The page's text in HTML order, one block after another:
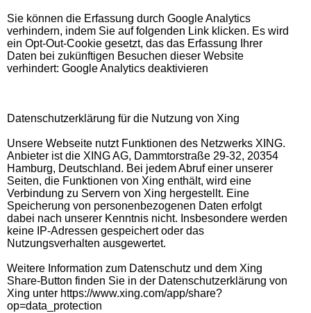
Sie können die Erfassung durch Google Analytics
verhindern, indem Sie auf folgenden Link klicken. Es wird
ein Opt-Out-Cookie gesetzt, das das Erfassung Ihrer
Daten bei zukünftigen Besuchen dieser Website
verhindert: Google Analytics deaktivieren
Datenschutzerklärung für die Nutzung von Xing
Unsere Webseite nutzt Funktionen des Netzwerks XING.
Anbieter ist die XING AG, Dammtorstraße 29-32, 20354
Hamburg, Deutschland. Bei jedem Abruf einer unserer
Seiten, die Funktionen von Xing enthält, wird eine
Verbindung zu Servern von Xing hergestellt. Eine
Speicherung von personenbezogenen Daten erfolgt
dabei nach unserer Kenntnis nicht. Insbesondere werden
keine IP-Adressen gespeichert oder das
Nutzungsverhalten ausgewertet.
Weitere Information zum Datenschutz und dem Xing
Share-Button finden Sie in der Datenschutzerklärung von
Xing unter https://www.xing.com/app/share?
op=data_protection